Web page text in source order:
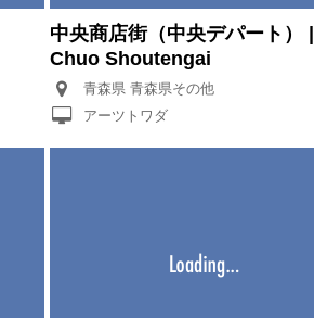
中央商店街（中央デパート） |
Chuo Shoutengai
青森県 青森県その他
アーツトワダ